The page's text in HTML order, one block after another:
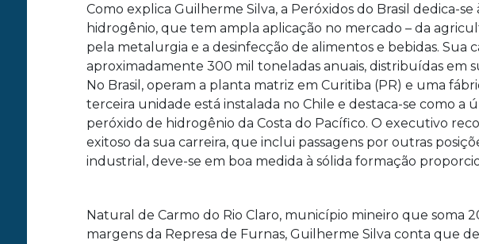
Como explica Guilherme Silva, a Peróxidos do Brasil dedica-
hidrogênio, que tem ampla aplicação no mercado – da
pela metalurgia e a desinfecção de alimentos e bebidas. Sua
aproximadamente 300 mil toneladas anuais, distribuídas em
No Brasil, operam a planta matriz em Curitiba (PR) e uma
terceira unidade está instalada no Chile e destaca-se como a
peróxido de hidrogênio da Costa do Pacífico. O executivo
exitoso da sua carreira, que inclui passagens por outras
industrial, deve-se em boa medida à sólida formação
Natural de Carmo do Rio Claro, município mineiro que soma
margens da Represa de Furnas, Guilherme Silva conta que